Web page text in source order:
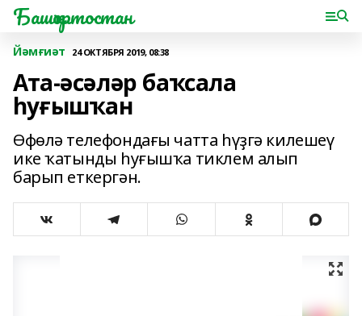
Башҡортостан
Йәмғиәт 24 ОКТЯБРЯ 2019, 08:38
Ата-әсәләр баҡсала
һуғышҡан
Өфөлә телефондағы чатта һүҙгә килешеү
ике ҡатынды һуғышҡа тиклем алып
барып еткергән.